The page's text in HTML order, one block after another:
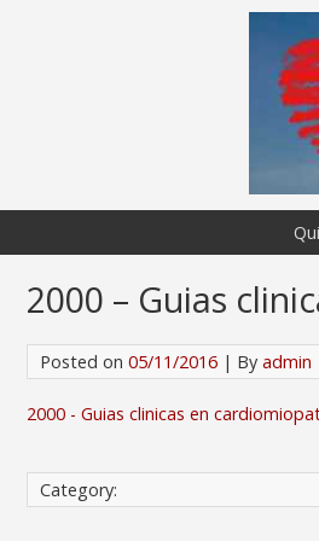
2000 – Guias
Posted on 05/11/2016 | By admin
2000 - Guias clinicas en
Category: